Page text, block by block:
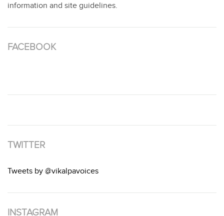
information and site guidelines.
FACEBOOK
TWITTER
Tweets by @vikalpavoices
INSTAGRAM